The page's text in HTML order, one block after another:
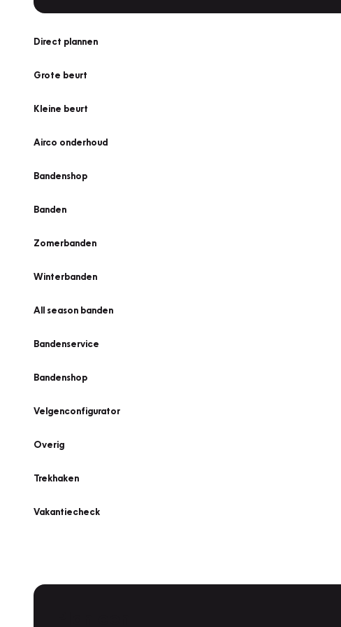
Direct plannen
Grote beurt
Kleine beurt
Airco onderhoud
Bandenshop
Banden
Zomerbanden
Winterbanden
All season banden
Bandenservice
Bandenshop
Velgenconfigurator
Overig
Trekhaken
Vakantiecheck